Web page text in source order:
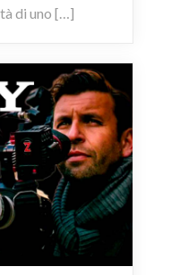
di uno […]